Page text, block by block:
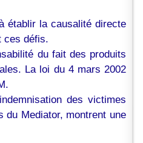
établir la causalité directe
ces défis.
du fait des produits
La loi du 4 mars 2002
des victimes
du Mediator, montrent une